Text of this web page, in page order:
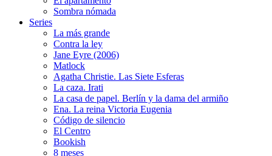
Sombra nómada
Series
La más grande
Contra la ley
Jane Eyre (2006)
Matlock
Agatha Christie. Las Siete Esferas
La caza. Irati
La casa de papel. Berlín y la dama del armiño
Ena. La reina Victoria Eugenia
Código de silencio
El Centro
Bookish
8 meses